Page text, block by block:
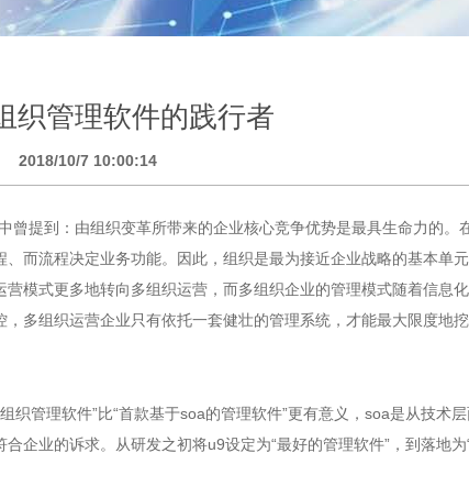
织管理软件的践行者
2018/10/7 10:00:14
曾提到：由组织变革所带来的企业核心竞争优势是最具生命力的。
而流程决定业务功能。因此，组织是最为接近企业战略的基本单
模式更多地转向多组织运营，而多组织企业的管理模式随着信息
多组织运营企业只有依托一套健壮的管理系统，才能最大限度地
织管理软件”比“首款基于soa的管理软件”更有意义，soa是从技术层
企业的诉求。从研发之初将u9设定为“最好的管理软件”，到落地为